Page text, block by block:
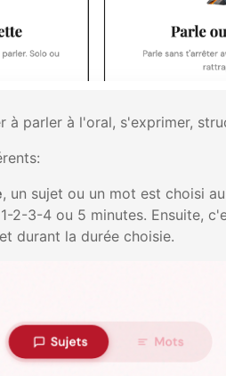
à parler à l'oral, s'exprimer,
, un sujet ou un mot est choisi
2-3-4 ou 5 minutes. Ensuite,
durant la durée choisie.